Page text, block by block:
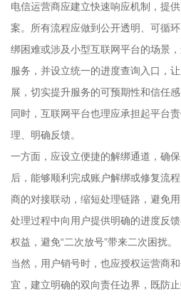
电信运营商应建立快速响应机制，提
案。所有流程应做到公开透明、可循
绑困难或涉及小型互联网平台的场景
服务，并设立统一的进度查询入口，
展，切实提升服务的可预期性和信任感
同时，互联网平台也理应承担起平台
理、明确反馈。
一方面，应设立便捷的解绑通道，确
后，能够顺利完成账户解绑或修复流
商的对接联动，缩短处理链路，避免
处理过程中向用户提供明确的进度反
权益，避免“二次放号”带来二次困扰。
当然，用户销号时，也应授权运营商
宜，建立明确的双向责任边界，既防